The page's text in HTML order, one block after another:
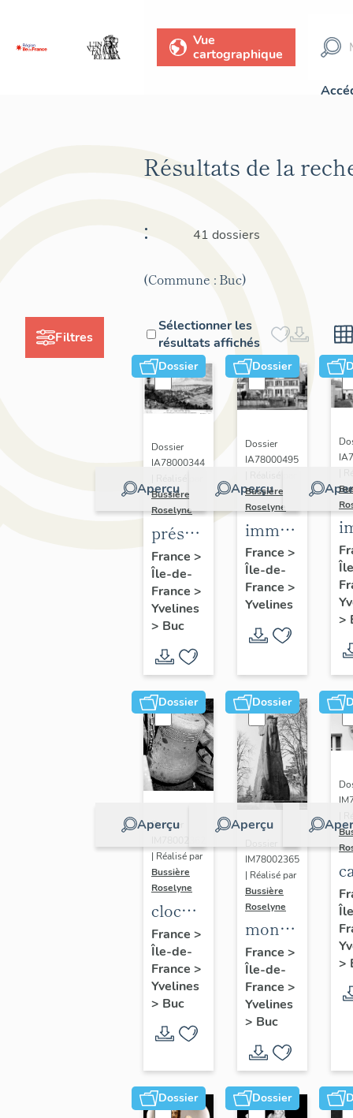
Vue
cartographique
Filtres
Résultats de la
:
41 dossiers
(Commune : Buc)
Sélectionner les
résultats affichés
Dossier
Aperçu
Dossier
IA78000344
Bussière
Roselyne
présentation
de la
commune
de Buc
France >
Île-de-
France >
Yvelines
> Buc
Dossier
Aperçu
Dossier
IA78000495
Bussière
Roselyne
immeubles,
maisons,
fermes
France >
Île-de-
France >
Yvelines
>
Dossier
Aperçu
Dossier
| Réalisé par
Bussière
Roselyne
cloche
dite
Louise
Auguste
Adélaïde
France >
Île-de-
France >
Yvelines
> Buc
Dossier
Aperçu
IM78002365
| Réalisé par
Bussière
Roselyne
monument
funéraire
de
Jean
Casale
France >
Île-de-
France >
Yvelines
> Buc
>
Dossier Dossier